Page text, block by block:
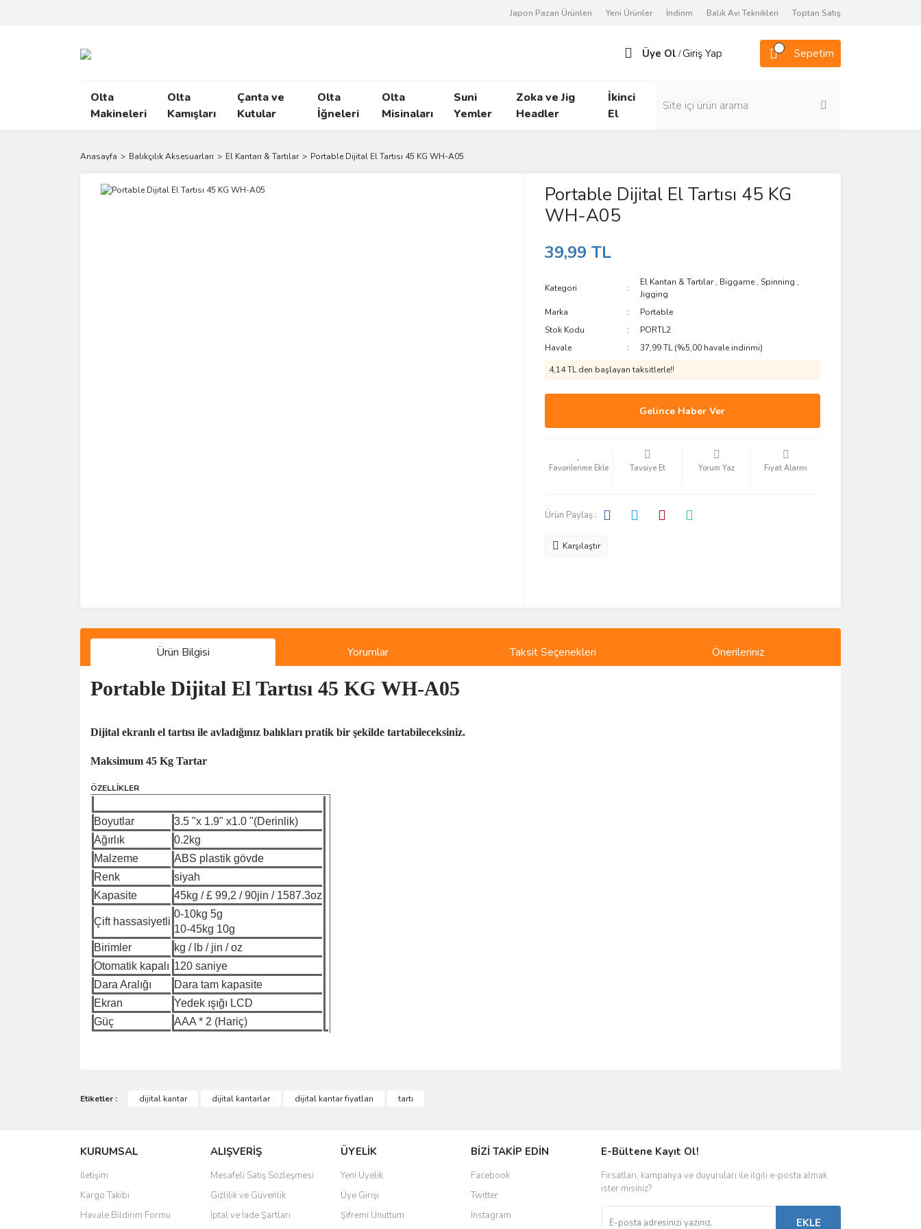
Japon Pazarı Ürünleri Yeni Ürünler İndirim Balık Avı Teknikleri Toptan Satış
Üye Ol /Giriş Yap Sepetim
Olta
Makineleri
Olta
Kamışları
Çanta ve
Kutular
Olta
İğneleri
Olta
Misinaları
Suni
Yemler
Zoka ve Jig
Headler
İkinci
El
Anasayfa Balıkçılık Aksesuarları El Kantarı & Tartılar Portable Dijital El Tartısı 45 KG WH-A05
Portable Dijital El Tartısı 45 KG
WH-A05
39,99 TL
Kategori
El Kantarı & Tartılar, Biggame ,Spinning ,
Jigging
Marka
Portable
Stok Kodu
PORTL2
Havale
37,99 TL (%5,00 havale indirimi)
4,14 TL den başlayan taksitlerle!!
Gelince Haber Ver
Tavsiye Et Yorum Yaz Fiyat Alarmı
Ürün Paylaş :
Karşılaştır
Ürün Bilgisi Yorumlar Taksit Seçenekleri Önerileriniz
Portable Dijital El Tartısı 45 KG WH-A05
Dijital ekranlı el tartısı ile avladığınız balıkları pratik bir şekilde tartabileceksiniz.
Maksimum 45 Kg Tartar
ÖZELLİKLER
Boyutlar
3.5 "x 1.9" x1.0 "(Derinlik)
Ağırlık
0.2kg
Malzeme
ABS plastik gövde
Renk
siyah
Kapasite
45kg / £ 99,2 / 90jin / 1587.3oz
Çift hassasiyetli
0-10kg 5g
10-45kg 10g
Birimler
kg / lb / jin / oz
Otomatik kapalı 120 saniye
Dara Aralığı
Dara tam kapasite
Ekran
Yedek ışığı LCD
Güç
AAA * 2 (Hariç)
Yorum Yaz
Görüş ve önerileriniz için teşekkür ederiz.
Ürün açıklamasında eksik bilgiler bulunuyor.
Ürün bilgilerinde hatalar bulunuyor.
Ürün fiyatı diğer sitelerden daha pahalı.
Bu ürüne benzer farklı alternatifler olmalı.
Etiketler : dijital kantar dijital kantarlar dijital kantar fiyatları tartı
KURUMSAL
İletişim
Kargo Takibi
Havale Bildirim Formu
ALIŞVERİŞ
Mesafeli Satış Sözleşmesi
Gizlilik ve Güvenlik
İptal ve İade Şartları
ÜYELİK
Yeni Üyelik
Üye Girişi
Şifremi Unuttum
BİZİ TAKİP EDİN
Facebook
Twitter
Instagram
E-Bültene Kayıt Ol!
Fırsatları, kampanya ve duyuruları ile ilgili e-posta almak
ister misiniz?
EKLE